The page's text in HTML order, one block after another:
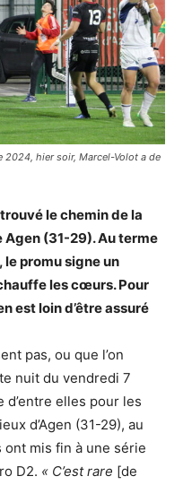
2024, hier soir, Marcel-Volot a de
le chemin de la
(31-29). Au terme
le promu signe un
les cœurs. Pour
est loin d’être assuré
pas, ou que l’on
nuit du vendredi 7
d’entre elles pour les
d’Agen (31-29), au
ont mis fin à une série
D2. « C’est rare [de